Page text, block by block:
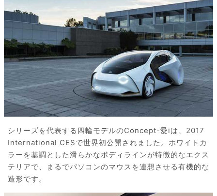
シリーズを代表する四輪モデルのConcept-愛iは、2017
International CESで世界初公開されました。ホワイトカ
ラーを基調とした滑らかなボディラインが特徴的なエクス
テリアで、まるでパソコンのマウスを連想させる有機的な
造形です。